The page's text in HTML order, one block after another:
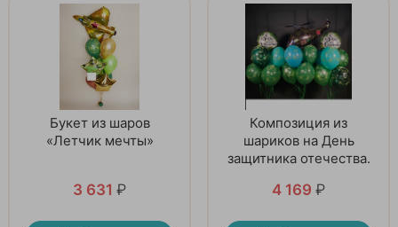
Букет из шаров
«Летчик мечты»
3 631 ₽
Композиция из
шариков на День
защитника отечества.
4 169 ₽